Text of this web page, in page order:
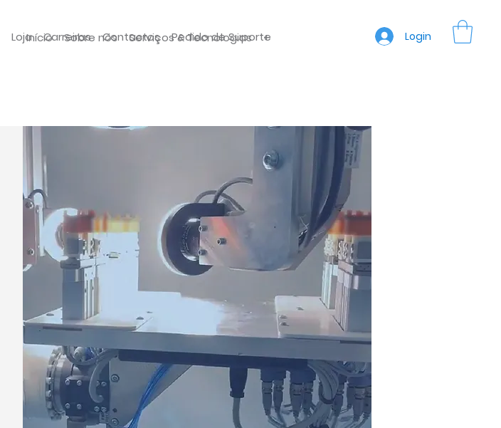
Loja Carreiras Contactos Pedido de Suporte
Início Sobre nós Serviços & Tecnologias + Login